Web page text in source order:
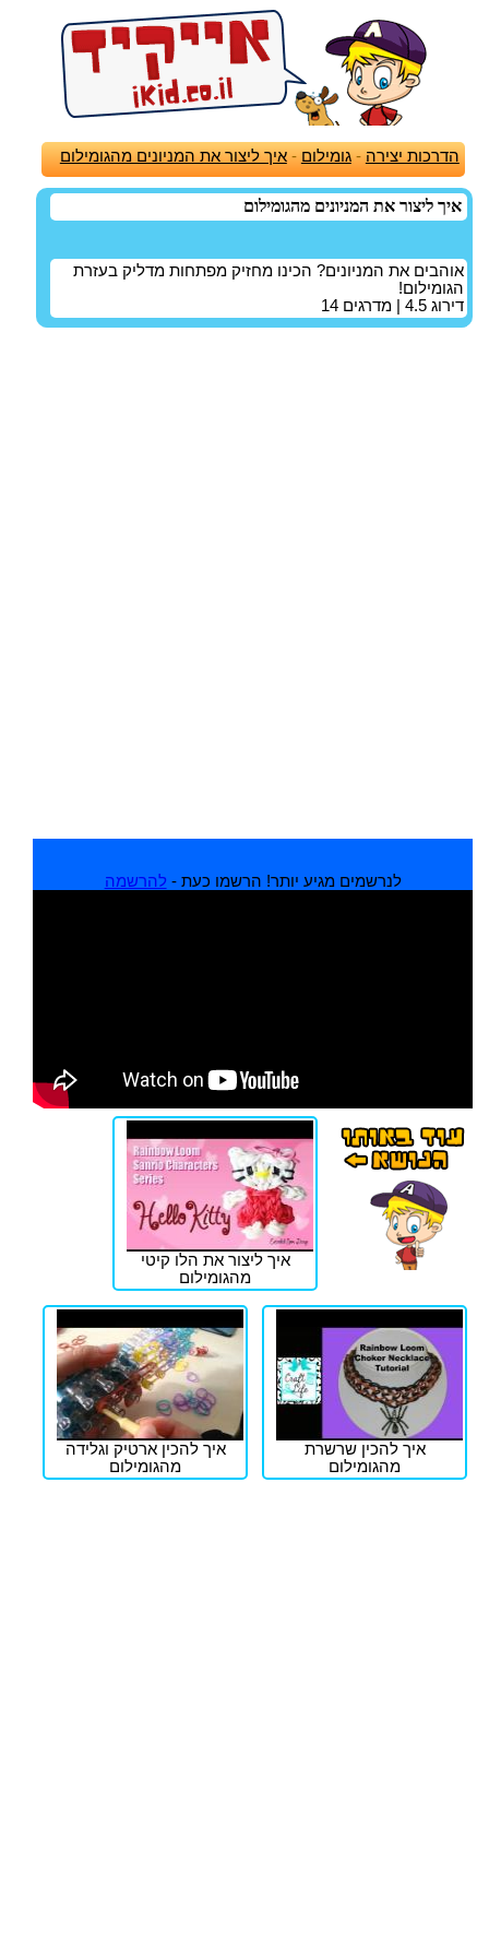
הדרכות יצירה -גומילום -איך ליצור את המניונים מהגומילום
איך ליצור את המניונים מהגומילום
אוהבים את המניונים? הכינו מחזיק מפתחות מדליק בעזרת
הגומילום!
דירוג 4.5 | מדרגים 14
לנרשמים מגיע יותר! הרשמו כעת - להרשמה
איך ליצור את הלו קיטי
מהגומילום
איך להכין שרשרת
מהגומילום
איך להכין ארטיק וגלידה
מהגומילום